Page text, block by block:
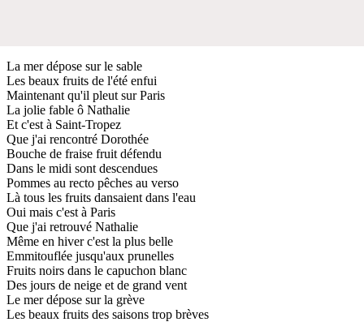
La mer dépose sur le sable
Les beaux fruits de l'été enfui
Maintenant qu'il pleut sur Paris
La jolie fable ô Nathalie
Et c'est à Saint-Tropez
Que j'ai rencontré Dorothée
Bouche de fraise fruit défendu
Dans le midi sont descendues
Pommes au recto pêches au verso
Là tous les fruits dansaient dans l'eau
Oui mais c'est à Paris
Que j'ai retrouvé Nathalie
Même en hiver c'est la plus belle
Emmitouflée jusqu'aux prunelles
Fruits noirs dans le capuchon blanc
Des jours de neige et de grand vent
Le mer dépose sur la grève
Les beaux fruits des saisons trop brèves